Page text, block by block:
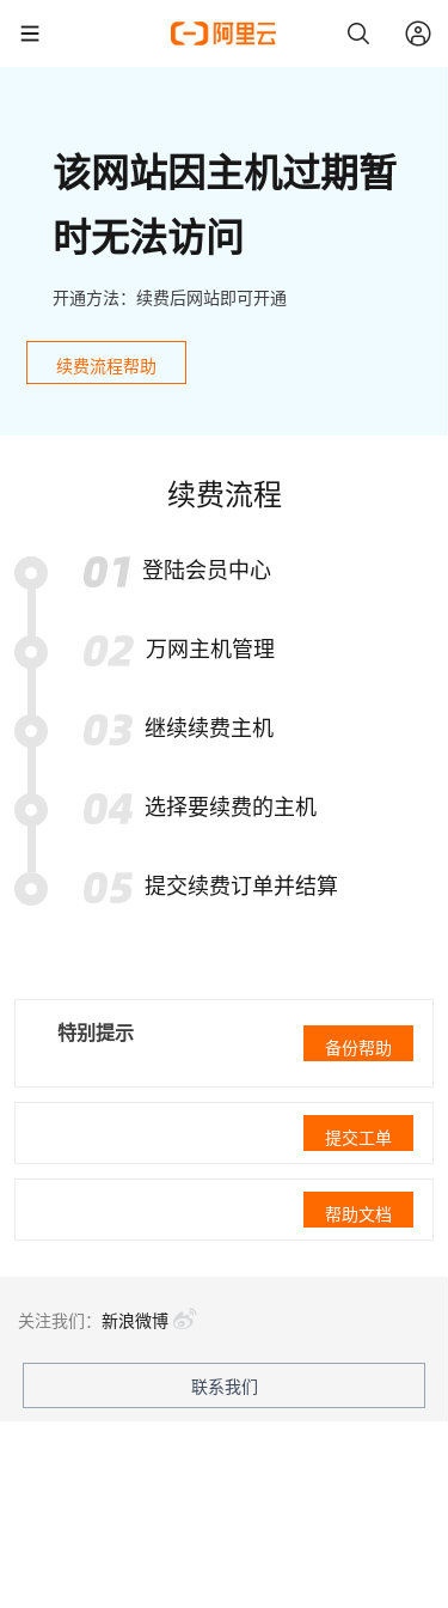
该网站因主机过期暂
时无法访问
开通方法：续费后网站即可开通
续费流程帮助
续费流程
登陆会员中心
万网主机管理
继续续费主机
选择要续费的主机
提交续费订单并结算
特别提示
备份帮助
提交工单
帮助文档